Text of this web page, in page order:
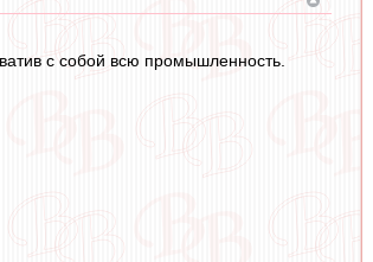
с собой всю промышленность.